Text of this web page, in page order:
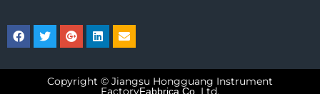
Copyright © Jiangsu Hongguang Instrument
FactoryFabbrica Co, Ltd.